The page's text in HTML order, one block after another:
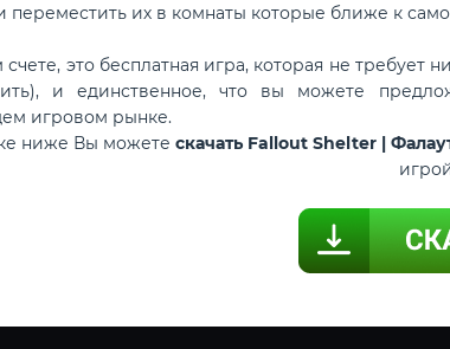
переместить их в комнаты которые ближе к
это бесплатная игра, которая не требует
и единственное, что вы можете
игровом рынке.
ниже Вы можете скачать Fallout Shelter |